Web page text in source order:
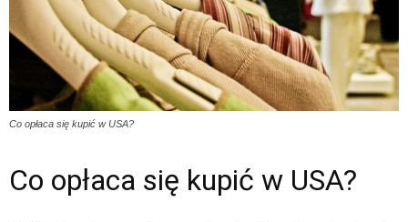
Co opłaca się kupić w USA?
Co opłaca się kupić w USA?